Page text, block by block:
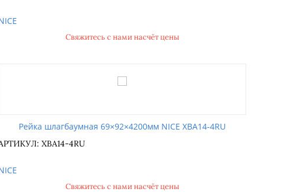
Свяжитесь с нами насчёт цены
Рейка шлагбаумная 69×92×4200мм NICE XBA14-4RU
XBA14-4RU
Свяжитесь с нами насчёт цены